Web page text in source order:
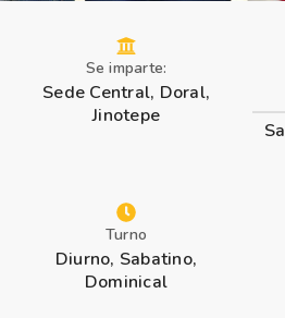
Se imparte:
Sede Central, Doral,
Jinotepe
Turno
Diurno, Sabatino,
Dominical